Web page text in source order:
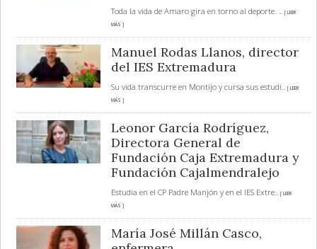
Toda la vida de Amaro gira en torno al deporte.
... [ LEER
MÁS ]
Manuel Rodas Llanos, director
del IES Extremadura
Su vida transcurre en Montijo y cursa sus estudi... [ LEER
MÁS ]
Leonor García Rodríguez,
Directora General de
Fundación Caja Extremadura y
Fundación Cajalmendralejo
Estudia en el CP Padre Manjón y en el IES Extre... [ LEER
MÁS ]
María José Millán Casco,